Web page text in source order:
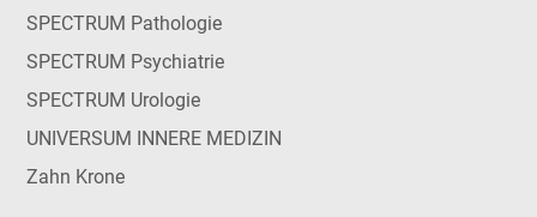
SPECTRUM Pathologie
SPECTRUM Psychiatrie
SPECTRUM Urologie
UNIVERSUM INNERE MEDIZIN
Zahn Krone